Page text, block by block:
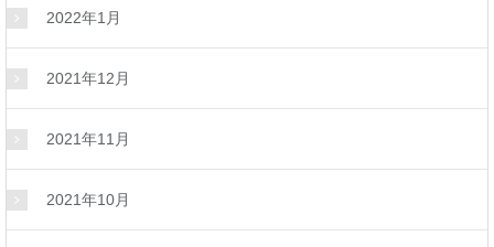
2022年1月
2021年12月
2021年11月
2021年10月